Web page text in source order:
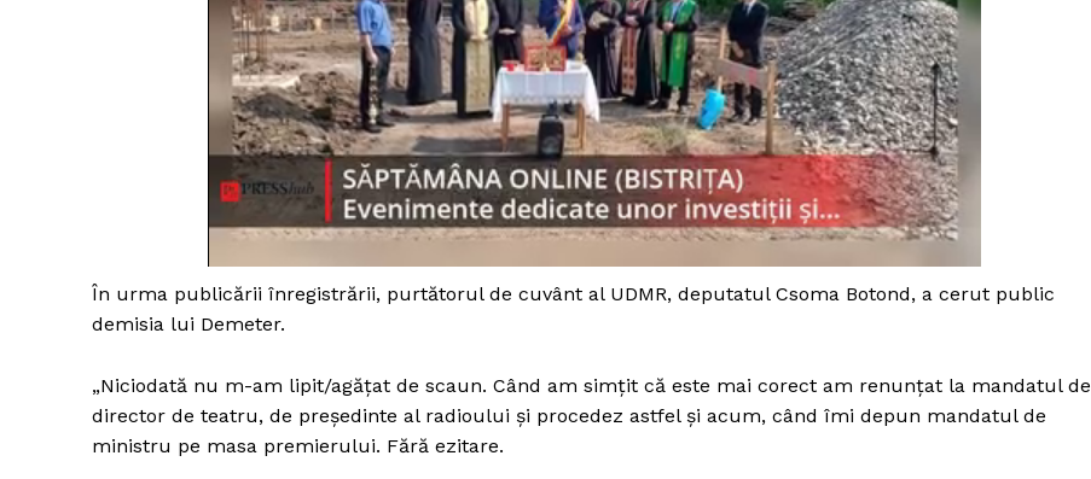
PRESShub
Proiecte editoriale
Rețea
În urma publicării înregistrării, purtătorul de cuvânt al UDMR, deputatul Csoma Botond, a cerut public
demisia lui Demeter.
„Niciodată nu m-am lipit/agățat de scaun. Când am simțit că este mai corect am renunțat la mandatul de
director de teatru, de președinte al radioului și procedez astfel și acum, când îmi depun mandatul de
ministru pe masa premierului. Fără ezitare.